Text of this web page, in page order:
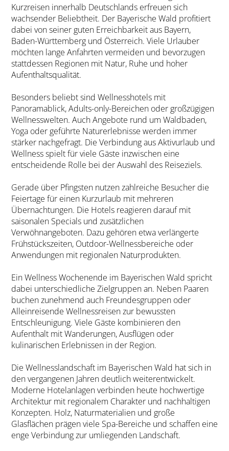
Kurzreisen innerhalb Deutschlands erfreuen sich
wachsender Beliebtheit. Der Bayerische Wald profitiert
dabei von seiner guten Erreichbarkeit aus Bayern,
Baden-Württemberg und Österreich. Viele Urlauber
möchten lange Anfahrten vermeiden und bevorzugen
stattdessen Regionen mit Natur, Ruhe und hoher
Aufenthaltsqualität.
Besonders beliebt sind Wellnesshotels mit
Panoramablick, Adults-only-Bereichen oder großzügigen
Wellnesswelten. Auch Angebote rund um Waldbaden,
Yoga oder geführte Naturerlebnisse werden immer
stärker nachgefragt. Die Verbindung aus Aktivurlaub und
Wellness spielt für viele Gäste inzwischen eine
entscheidende Rolle bei der Auswahl des Reiseziels.
Gerade über Pfingsten nutzen zahlreiche Besucher die
Feiertage für einen Kurzurlaub mit mehreren
Übernachtungen. Die Hotels reagieren darauf mit
saisonalen Specials und zusätzlichen
Verwöhnangeboten. Dazu gehören etwa verlängerte
Frühstückszeiten, Outdoor-Wellnessbereiche oder
Anwendungen mit regionalen Naturprodukten.
Ein Wellness Wochenende im Bayerischen Wald spricht
dabei unterschiedliche Zielgruppen an. Neben Paaren
buchen zunehmend auch Freundesgruppen oder
Alleinreisende Wellnessreisen zur bewussten
Entschleunigung. Viele Gäste kombinieren den
Aufenthalt mit Wanderungen, Ausflügen oder
kulinarischen Erlebnissen in der Region.
Die Wellnesslandschaft im Bayerischen Wald hat sich in
den vergangenen Jahren deutlich weiterentwickelt.
Moderne Hotelanlagen verbinden heute hochwertige
Architektur mit regionalem Charakter und nachhaltigen
Konzepten. Holz, Naturmaterialien und große
Glasflächen prägen viele Spa-Bereiche und schaffen eine
enge Verbindung zur umliegenden Landschaft.